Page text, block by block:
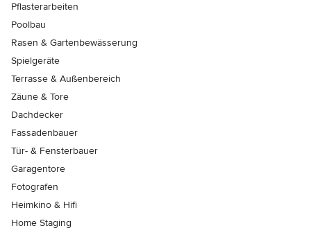
Pflasterarbeiten
Poolbau
Rasen & Gartenbewässerung
Spielgeräte
Terrasse & Außenbereich
Zäune & Tore
Dachdecker
Fassadenbauer
Tür- & Fensterbauer
Garagentore
Fotografen
Heimkino & Hifi
Home Staging